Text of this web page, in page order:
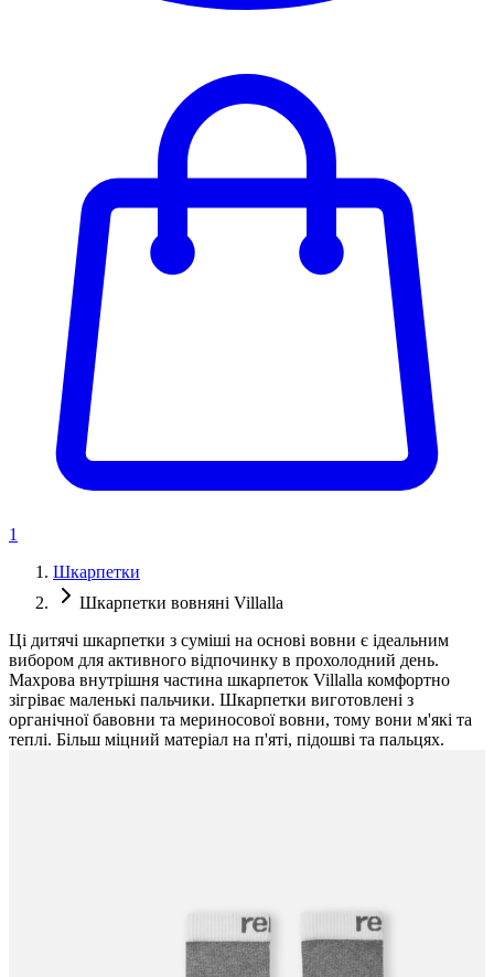
1
Шкарпетки
Шкарпетки вовняні Villalla
Ці дитячі шкарпетки з суміші на основі вовни є ідеальним
вибором для активного відпочинку в прохолодний день.
Махрова внутрішня частина шкарпеток Villalla комфортно
зігріває маленькі пальчики. Шкарпетки виготовлені з
органічної бавовни та мериносової вовни, тому вони м'які та
теплі. Більш міцний матеріал на п'яті, підошві та пальцях.